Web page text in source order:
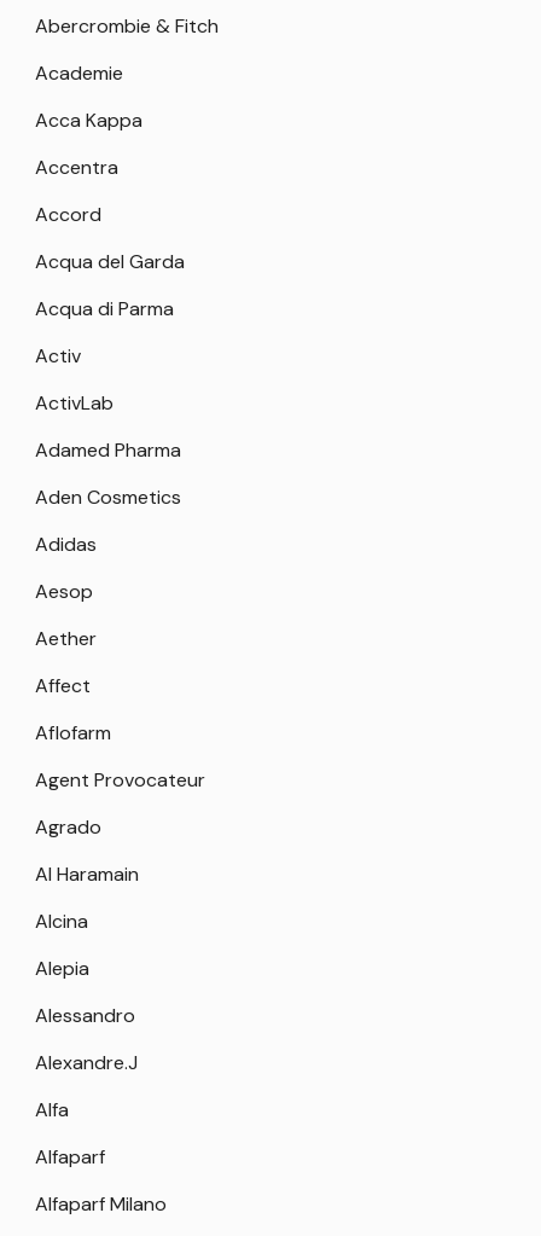
Abercrombie & Fitch
Academie
Acca Kappa
Accentra
Accord
Acqua del Garda
Acqua di Parma
Activ
ActivLab
Adamed Pharma
Aden Cosmetics
Adidas
Aesop
Aether
Affect
Aflofarm
Agent Provocateur
Agrado
Al Haramain
Alcina
Alepia
Alessandro
Alexandre.J
Alfa
Alfaparf
Alfaparf Milano